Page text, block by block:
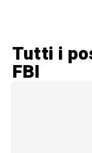
Tutti i
FBI